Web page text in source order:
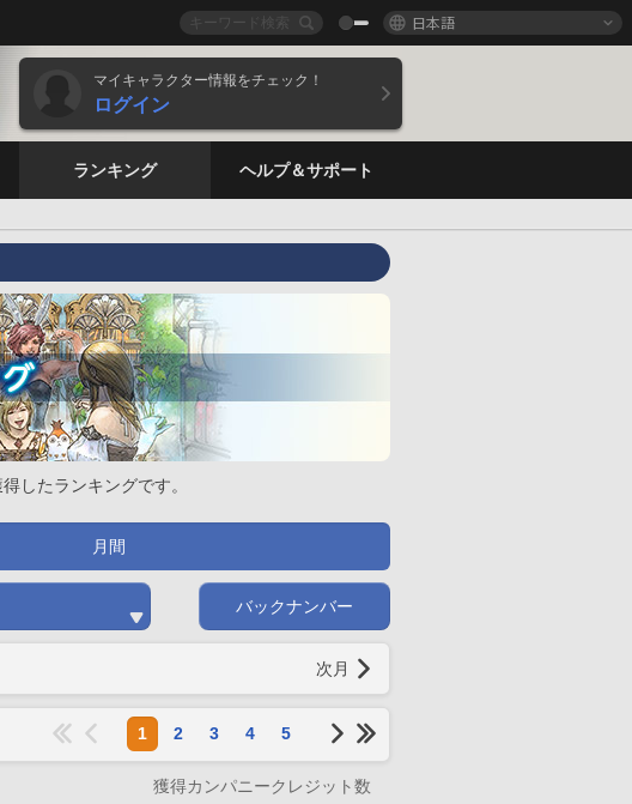
日本語
マイキャラクター情報をチェック！
ログイン
ランキング ヘルプ＆サポート
したランキングです。
月間
バックナンバー
次月
1 2 3 4 5
獲得カンパニークレジット数